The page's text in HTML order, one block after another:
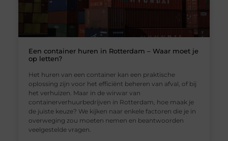
Een container huren in Rotterdam – Waar moet je
op letten?
Het huren van een container kan een praktische
oplossing zijn voor het efficiënt beheren van afval, of bij
het verhuizen. Maar in de wirwar van
containerverhuurbedrijven in Rotterdam, hoe maak je
de juiste keuze? We kijken naar enkele factoren die je in
overweging zou moeten nemen en beantwoorden
veelgestelde vragen.